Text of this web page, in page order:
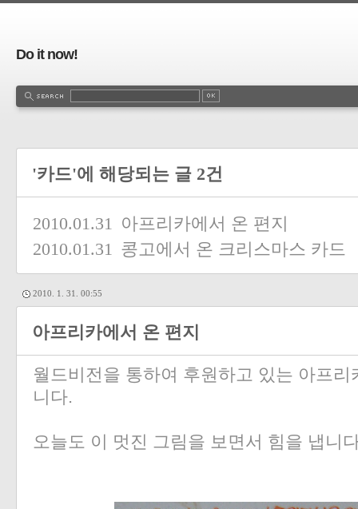
Do it now!
'카드'에 해당되는 글 2건
2010.01.31 아프리카에서 온 편지
2010.01.31 콩고에서 온 크리스마스 카드
2010. 1. 31. 00:55
아프리카에서 온 편지
월드비전을 통하여 후원하고 있는 아프
니다.
오늘도 이 멋진 그림을 보면서 힘을 냅니